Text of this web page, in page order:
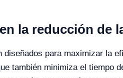
la reducción de
para maximizar la
también minimiza el tiempo